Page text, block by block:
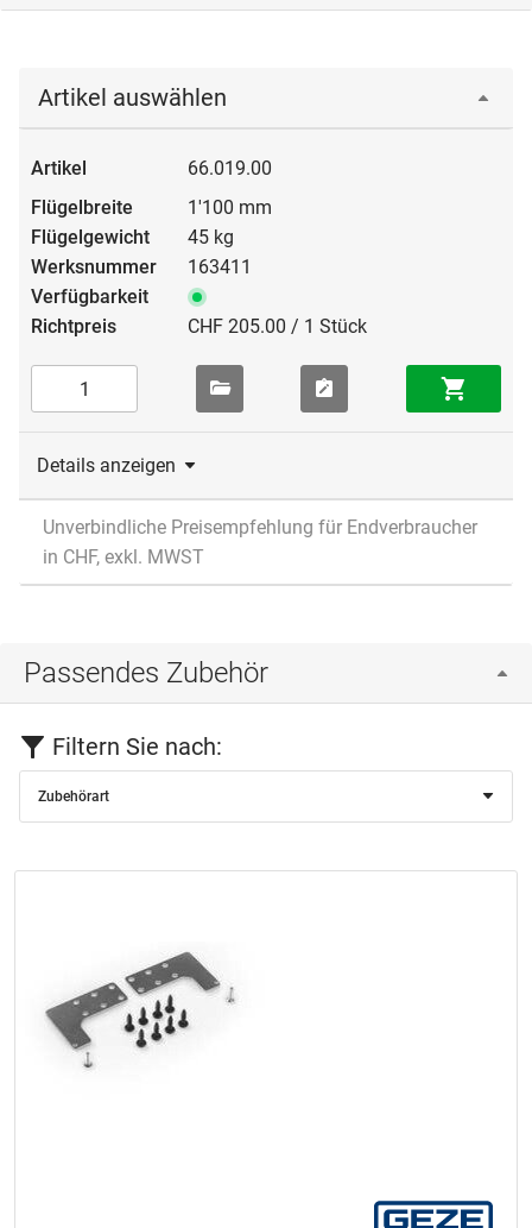
Artikel auswählen
66.019.00
1'100 mm
45 kg
163411
CHF 205.00 / 1 Stück
Details anzeigen
Unverbindliche Preisempfehlung für Endverbraucher
in CHF, exkl. MWST
Passendes Zubehör
Filtern Sie nach:
Zubehörart